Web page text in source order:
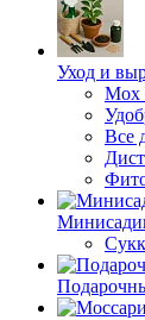
Уход и
Мох
Все